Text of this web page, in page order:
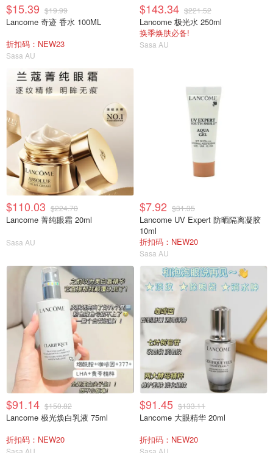
$15.39 $19.99
Lancome 奇迹 香水 100ML
折扣码：NEW23
Sasa AU
$143.34 $221.52
Lancome 极光水 250ml
换季焕肤必备!
Sasa AU
$110.03 $224.70
Lancome 菁纯眼霜 20ml
Sasa AU
$7.92 $31.35
Lancome UV Expert 防晒隔离凝胶
10ml
折扣码：NEW20
Sasa AU
$91.14 $150.82
Lancome 极光焕白乳液 75ml
折扣码：NEW20
Sasa AU
$91.45 $133.11
Lancome 大眼精华 20ml
折扣码：NEW20
Sasa AU